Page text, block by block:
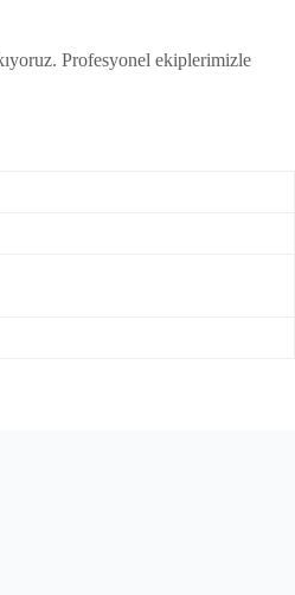
Profesyonel ekiplerimizle